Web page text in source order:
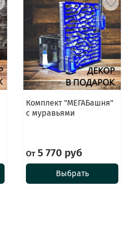
Комплект "МЕГАБашня"
с муравьями
От5 770 руб
Выбрать